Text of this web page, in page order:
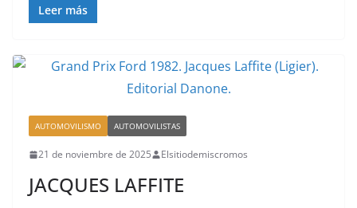
Leer más
AUTOMOVILISMO AUTOMOVILISTAS
21 de noviembre de 2025 Elsitiodemiscromos
JACQUES LAFFITE